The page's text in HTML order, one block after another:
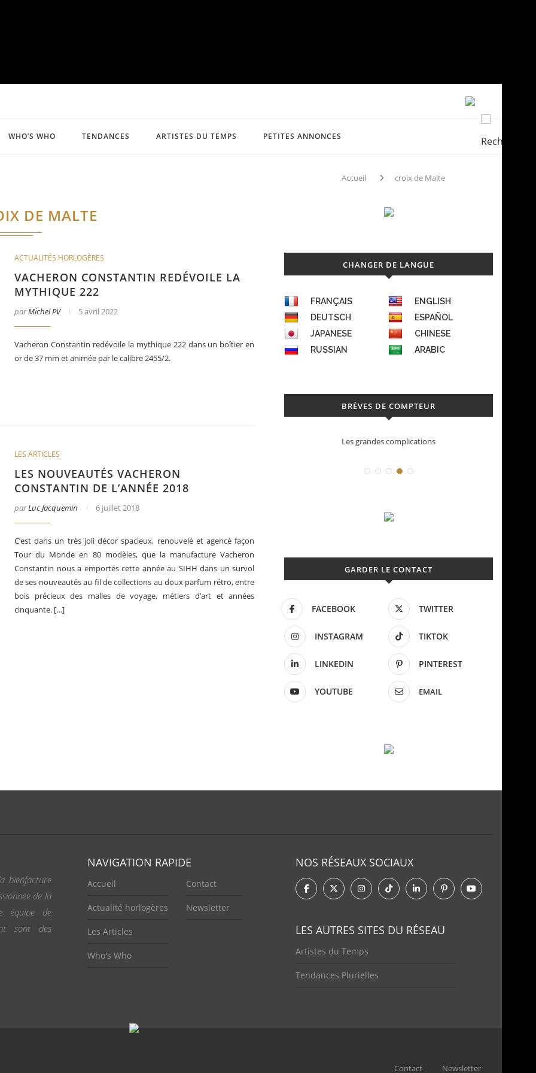
WHO’S WHO TENDANCES ARTISTES DU TEMPS PETITES ANNONCES
Accueil croix de Malte
DE MALTE
ACTUALITÉS HORLOGÈRES
VACHERON CONSTANTIN REDÉVOILE LA
MYTHIQUE 222
parMichel PV 5 avril 2022
Vacheron Constantin redévoile la mythique 222 dans un boîtier en
or de 37 mm et animée par le calibre 2455/2.
LES ARTICLES
LES NOUVEAUTÉS VACHERON
CONSTANTIN DE L’ANNÉE 2018
parLuc Jacquemin 6 juillet 2018
C’est dans un très joli décor spacieux, renouvelé et agencé façon
Tour du Monde en 80 modèles, que la manufacture Vacheron
Constantin nous a emportés cette année au SIHH dans un survol
de ses nouveautés au fil de collections au doux parfum rétro, entre
bois précieux des malles de voyage, métiers d’art et années
cinquante. […]
CHANGER DE LANGUE
FRANÇAIS
ENGLISH
DEUTSCH
ESPAÑOL
JAPANESE
CHINESE
RUSSIAN
ARABIC
BRÈVES DE COMPTEUR
Les grandes complications
GARDER LE CONTACT
FACEBOOK TWITTER
INSTAGRAM TIKTOK
LINKEDIN PINTEREST
YOUTUBE EMAIL
bienfacture
de la
équipe de
sont des
NAVIGATION RAPIDE
Accueil
Actualité horlogères
Les Articles
Who's Who
Contact
Newsletter
NOS RÉSEAUX SOCIAUX
LES AUTRES SITES DU RÉSEAU
Artistes du Temps
Tendances Plurielles
Contact Newsletter